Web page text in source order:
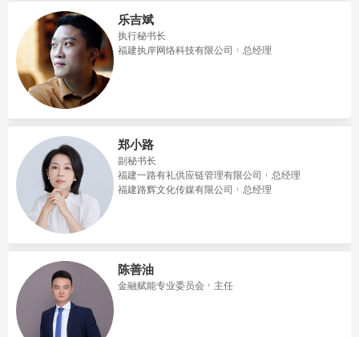
乐吉斌
执行秘书长
福建执岸网络科技有限公司
总经理
郑小路
副秘书长
福建一路有礼供应链管理有限公司
总经理
福建路辉文化传媒有限公司
总经理
陈善油
金融赋能专业委员会 主任